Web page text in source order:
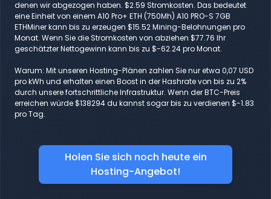
denen wir abgezogen haben. $2.59 Stromkosten. Das bedeutet
eine Einheit von einem A10 Pro+ ETH (750Mh) A10 PRO-S 7GB
ETHMiner kann bis zu erzeugen $15.52 Mining-Belohnungen pro
Monat. Wenn Sie die Stromkosten von abziehen $77.76 Ihr
geschätzter Nettogewinn kann bis zu $-62.24 pro Monat.
Warum: Mit unseren Hosting-Plänen zahlen Sie nur etwa 0,07 USD
pro kWh und erhalten einen Boost in der Hashrate von bis zu 2%
durch unsere fortschrittliche Infrastruktur. Wenn der BTC-Preis
erreichen würde $138294 du kannst sogar bis zu verdienen $-1.83
pro Tag.
Holen Sie sich noch heute ein
Hosting-Angebot!